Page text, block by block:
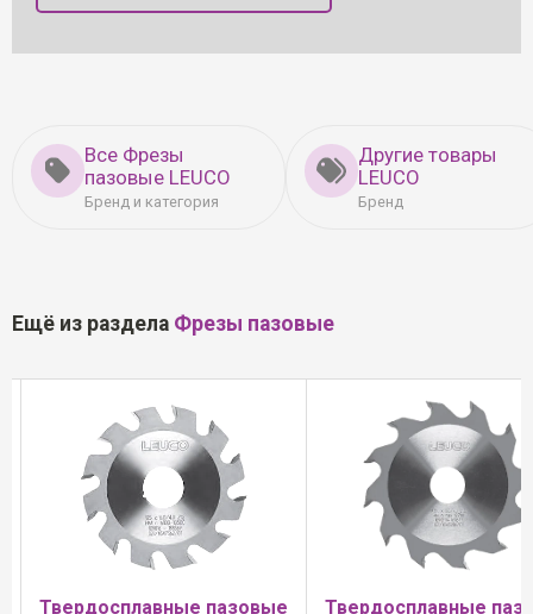
Все Фрезы
пазовые LEUCO
Бренд и категория
Другие товары
LEUCO
Бренд
Ещё из раздела Фрезы пазовые
пазовые
Твердосплавные пазовые